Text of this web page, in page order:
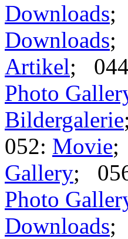
Downloads;
Downloads;
Artikel;
Photo
Bildergalerie
052: Movie;
Gallery;
Photo
Downloads;